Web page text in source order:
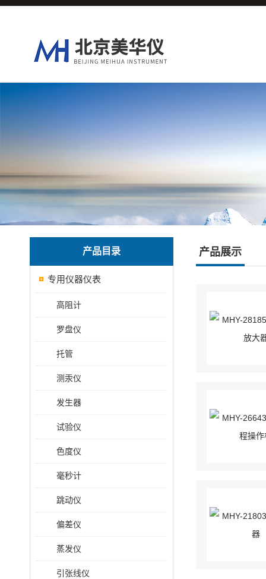
产品目录
专用仪器仪表
高阻计
罗盘仪
托管
测汞仪
发生器
试验仪
色度仪
毫秒计
跳动仪
偏差仪
蒸发仪
引张线仪
产品展示